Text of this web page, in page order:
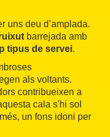
uns deu d’amplada.
barrejada amb
tipus de servei.
als voltants.
contribueixen a
cala s'hi sol
un fons idoni per